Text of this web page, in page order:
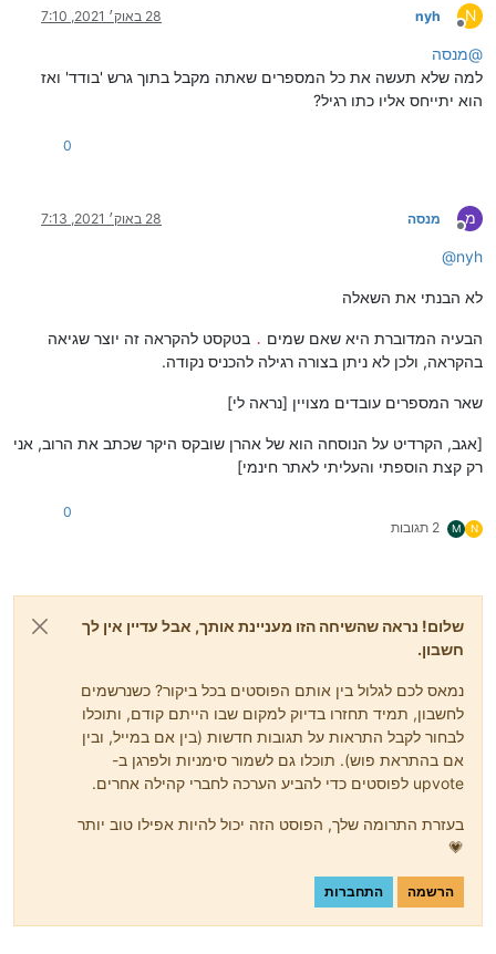
N
מנותק
nyh 28 באוק׳ 2021, 7:10
@מנסה
למה שלא תעשה את כל המספרים שאתה מקבל בתוך גרש 'בודד' ואז
הוא יתייחס אליו כתו רגיל?
0
מ
מנותק
מנסה 28 באוק׳ 2021, 7:13
@nyh
לא הבנתי את השאלה
הבעיה המדוברת היא שאם שמים . בטקסט להקראה זה יוצר שגיאה
בהקראה, ולכן לא ניתן בצורה רגילה להכניס נקודה.
שאר המספרים עובדים מצויין [נראה לי]
[אגב, הקרדיט על הנוסחה הוא של אהרן שובקס היקר שכתב את הרוב, אני
רק קצת הוספתי והעליתי לאתר חינמי]
N
M 2 תגובות
0
שלום! נראה שהשיחה הזו מעניינת אותך, אבל עדיין אין לך
חשבון.
נמאס לכם לגלול בין אותם הפוסטים בכל ביקור? כשנרשמים
לחשבון, תמיד תחזרו בדיוק למקום שבו הייתם קודם, ותוכלו
לבחור לקבל התראות על תגובות חדשות (בין אם במייל, ובין
אם בהתראת פוש). תוכלו גם לשמור סימניות ולפרגן ב-
upvote לפוסטים כדי להביע הערכה לחברי קהילה אחרים.
בעזרת התרומה שלך, הפוסט הזה יכול להיות אפילו טוב יותר
💗
הרשמה התחברות